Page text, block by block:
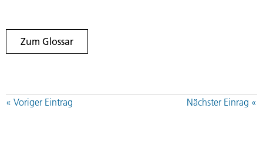
Zum Glossar
« Voriger Eintrag Nächster Einrag «